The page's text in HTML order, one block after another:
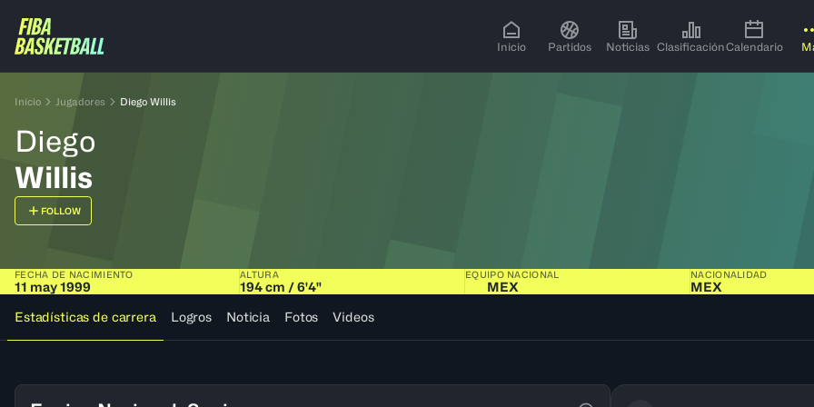
Inicio Partidos Noticias ClasificaciónCalendario
Inicio Jugadores Diego Willis
Diego
Willis
FOLLOW
FECHA DE NACIMIENTO
11 may 1999
ALTURA
194 cm / 6'4"
EQUIPO NACIONAL
MEX
NACIONALIDAD
MEX
Estadísticas de carrera
Logros Noticia Fotos Videos